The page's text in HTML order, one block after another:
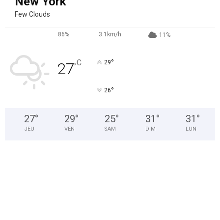
Few Clouds
86% 3.1km/h 11%
27°C 29°
26°
27°
JEU
29°
VEN
25°
SAM
31 °
DIM
31 °
LUN